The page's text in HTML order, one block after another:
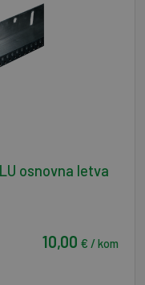
osnovna letva
10,00 € / kom